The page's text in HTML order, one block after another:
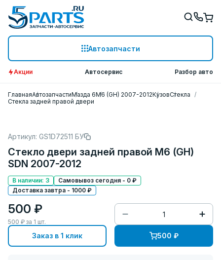
Автозапчасти
Акции Автосервис Разбор авто
ГлавнаяАвтозапчастиМазда 6M6 (GH) 2007-2012КузовСтекла
Стекла задней правой двери
Артикул: GS1D72511 БУ
Стекло двери задней правой M6 (GH)
SDN 2007-2012
В наличии: 3
Самовывоз сегодня - 0 ₽
Доставка завтра - 1000 ₽
500 ₽
500 ₽ за 1 шт.
Заказ в 1 клик 500 ₽